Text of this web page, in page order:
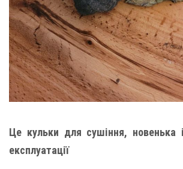
Це кульки для сушіння, новенька
експлуатації